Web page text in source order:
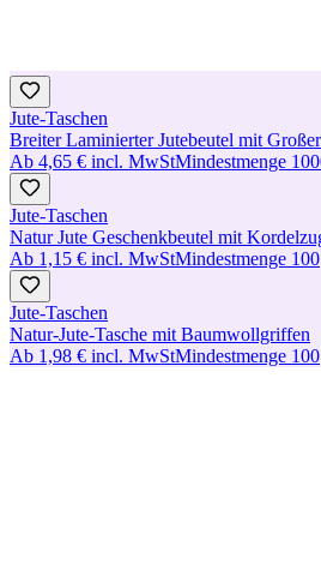
Jute-Taschen
Breiter Laminierter Jutebeutel mit
Ab 4,65 € incl. MwStMindestmenge
Jute-Taschen
Natur Jute Geschenkbeutel mit
Ab 1,15 € incl. MwStMindestmenge 100
Jute-Taschen
Natur-Jute-Tasche mit Baumwollgriffen
Ab 1,98 € incl. MwStMindestmenge 100